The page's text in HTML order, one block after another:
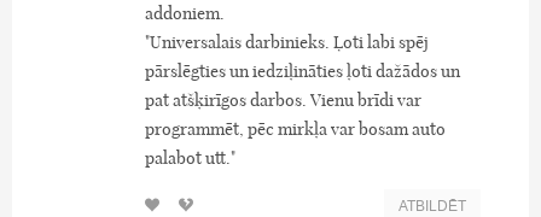
addoniem.
"Universalais darbinieks. Ļoti labi spēj
pārslēgties un iedziļināties ļoti dažādos un
pat atšķirīgos darbos. Vienu brīdi var
programmēt, pēc mirkļa var bosam auto
palabot utt."
ATBILDĒT